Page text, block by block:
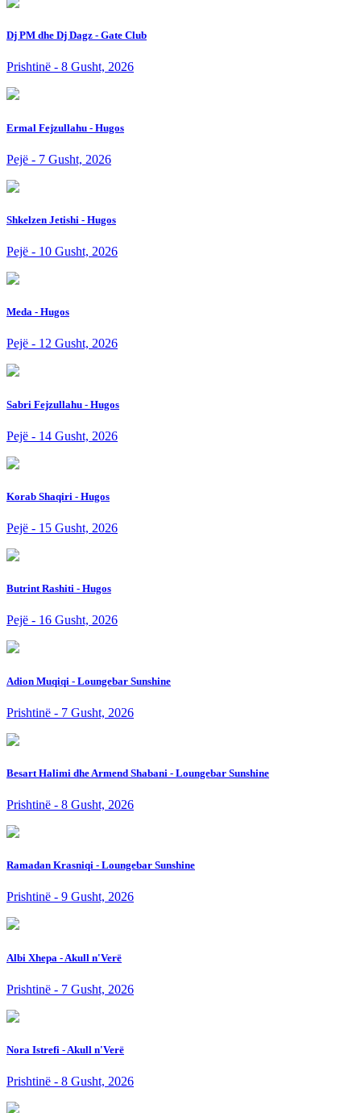
Dj PM dhe Dj Dagz - Gate Club
Prishtinë - 8 Gusht, 2026
Ermal Fejzullahu - Hugos
Pejë - 7 Gusht, 2026
Shkelzen Jetishi - Hugos
Pejë - 10 Gusht, 2026
Meda - Hugos
Pejë - 12 Gusht, 2026
Sabri Fejzullahu - Hugos
Pejë - 14 Gusht, 2026
Korab Shaqiri - Hugos
Pejë - 15 Gusht, 2026
Butrint Rashiti - Hugos
Pejë - 16 Gusht, 2026
Adion Muqiqi - Loungebar Sunshine
Prishtinë - 7 Gusht, 2026
Besart Halimi dhe Armend Shabani - Loungebar Sunshine
Prishtinë - 8 Gusht, 2026
Ramadan Krasniqi - Loungebar Sunshine
Prishtinë - 9 Gusht, 2026
Albi Xhepa - Akull n'Verë
Prishtinë - 7 Gusht, 2026
Nora Istrefi - Akull n'Verë
Prishtinë - 8 Gusht, 2026